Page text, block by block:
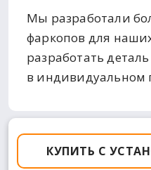
Мы разработали
фаркопов для
разработать
в индивидуальном
КУПИТЬ С